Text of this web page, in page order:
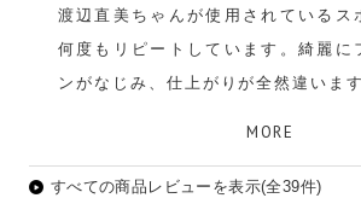
渡辺直美ちゃんが使用されているス
何度もリピートしています。綺麗に
ンがなじみ、仕上がりが全然違います
MORE
すべての商品レビューを表示(全39件)